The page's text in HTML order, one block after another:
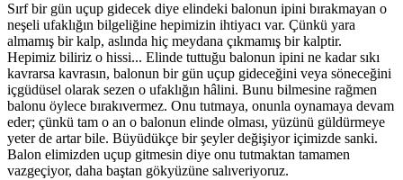
Sırf bir gün uçup gidecek diye elindeki balonun ipini bırakmayan o
neşeli ufaklığın bilgeliğine hepimizin ihtiyacı var. Çünkü yara
almamış bir kalp, aslında hiç meydana çıkmamış bir kalptir.
Hepimiz biliriz o hissi... Elinde tuttuğu balonun ipini ne kadar sıkı
kavrarsa kavrasın, balonun bir gün uçup gideceğini veya söneceğini
içgüdüsel olarak sezen o ufaklığın hâlini. Bunu bilmesine rağmen
balonu öylece bırakıvermez. Onu tutmaya, onunla oynamaya devam
eder; çünkü tam o an o balonun elinde olması, yüzünü güldürmeye
yeter de artar bile. Büyüdükçe bir şeyler değişiyor içimizde sanki.
Balon elimizden uçup gitmesin diye onu tutmaktan tamamen
vazgeçiyor, daha baştan gökyüzüne salıveriyoruz.